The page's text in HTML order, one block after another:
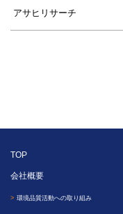
アサヒリサーチ
TOP
会社概要
環境品質活動への取り組み